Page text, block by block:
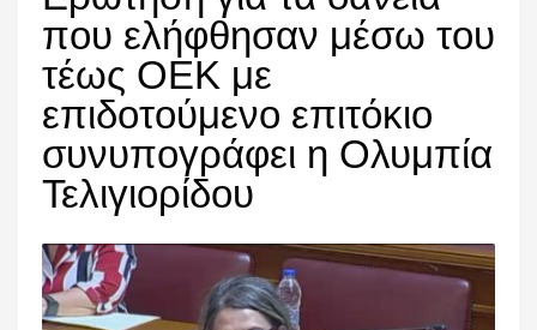
που ελήφθησαν μέσω του
τέως ΟΕΚ με
επιδοτούμενο επιτόκιο
συνυπογράφει η Ολυμπία
Τελιγιορίδου